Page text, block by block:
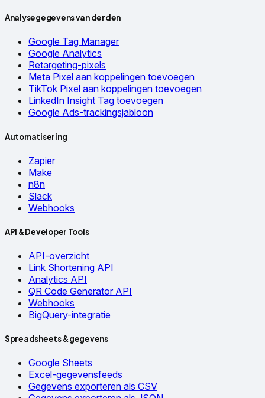
Analysegegevens van derden
Google Tag Manager
Google Analytics
Retargeting-pixels
Meta Pixel aan koppelingen toevoegen
TikTok Pixel aan koppelingen toevoegen
LinkedIn Insight Tag toevoegen
Google Ads-trackingsjabloon
Automatisering
Zapier
Make
n8n
Slack
Webhooks
API & Developer Tools
API-overzicht
Link Shortening API
Analytics API
QR Code Generator API
Webhooks
BigQuery-integratie
Spreadsheets & gegevens
Google Sheets
Excel-gegevensfeeds
Gegevens exporteren als CSV